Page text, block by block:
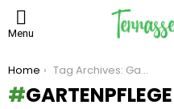
Menu
You are here:
Home Tag Archives: Gartenpflege
GARTENPFLEGE